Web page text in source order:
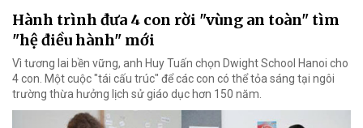
Hành trình đưa 4 con rời "vùng an toàn" tìm
"hệ điều hành" mới
Vì tương lai bền vững, anh Huy Tuấn chọn Dwight School Hanoi cho
4 con. Một cuộc "tái cấu trúc" để các con có thể tỏa sáng tại ngôi
trường thừa hưởng lịch sử giáo dục hơn 150 năm.